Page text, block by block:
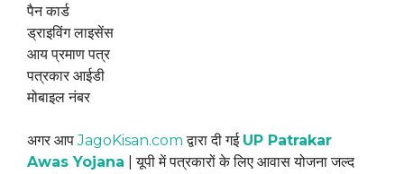
पैन कार्ड
ड्राइविंग लाइसेंस
आय प्रमाण पत्र
पत्रकार आईडी
मोबाइल नंबर
अगर आपJagoKisan.com द्वारा दी गई UP Patrakar
Awas Yojana | यूपी में पत्रकारों के लिए आवास योजना जल्द